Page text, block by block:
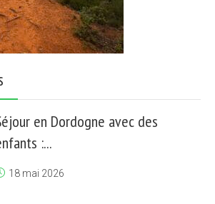
en Dordogne avec des
:...
18 mai 2026